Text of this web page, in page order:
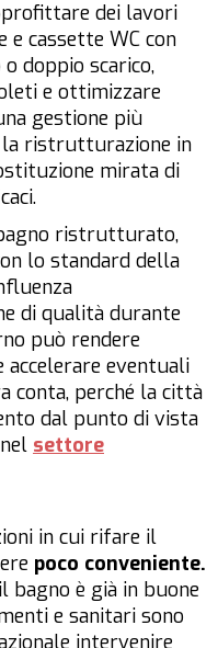
dei lavori
cassette WC con
doppio scarico,
e ottimizzare
gestione più
la ristrutturazione in
mirata di
ristrutturato,
lo standard della
di qualità durante
può rendere
accelerare eventuali
conta, perché la città
dal punto di vista
settore
in cui rifare il
poco conveniente.
bagno è già in buone
e sanitari sono
intervenire